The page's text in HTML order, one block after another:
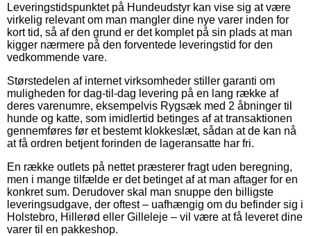
Leveringstidspunktet på Hundeudstyr kan vise sig at være
virkelig relevant om man mangler dine nye varer inden for
kort tid, så af den grund er det komplet på sin plads at man
kigger nærmere på den forventede leveringstid for den
vedkommende vare.
Størstedelen af internet virksomheder stiller garanti om
muligheden for dag-til-dag levering på en lang række af
deres varenumre, eksempelvis Rygsæk med 2 åbninger til
hunde og katte, som imidlertid betinges af at transaktionen
gennemføres før et bestemt klokkeslæt, sådan at de kan nå
at få ordren betjent forinden de lageransatte har fri.
En række outlets på nettet præsterer fragt uden beregning,
men i mange tilfælde er det betinget af at man aftager for en
konkret sum. Derudover skal man snuppe den billigste
leveringsudgave, der oftest – uafhængig om du befinder sig i
Holstebro, Hillerød eller Gilleleje – vil være at få leveret dine
varer til en pakkeshop.